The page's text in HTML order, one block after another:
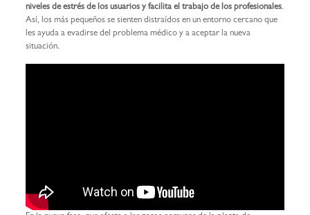
niveles de estrés de los usuarios y facilita el trabajo de los profesionales.
Así, los más pequeños se sienten distraídos en un entorno cercano que
les ayuda a evadirse del problema médico y a aceptar la nueva
situación.